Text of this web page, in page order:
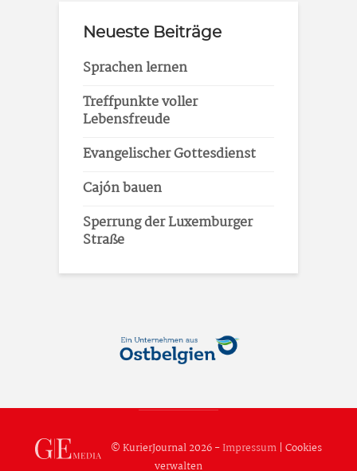
Neueste Beiträge
Sprachen lernen
Treffpunkte voller
Lebensfreude
Evangelischer Gottesdienst
Cajón bauen
Sperrung der Luxemburger
Straße
© KurierJournal 2026 -Impressum| Cookies
verwalten